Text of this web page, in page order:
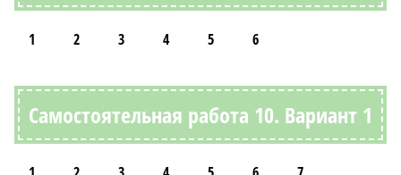
1 2 3 4 5 6
Самостоятельная работа 10. Вариант 1